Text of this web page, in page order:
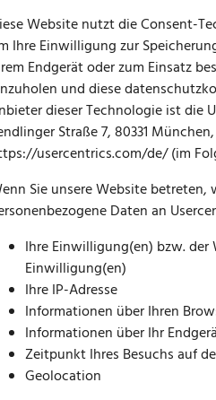
Website nutzt die Consent-
Ihre Einwilligung zur
Endgerät oder zum Einsatz
und diese
dieser Technologie ist die
Straße 7, 80331
usercentrics.com/de/(im
Sie unsere Website betreten,
Daten an
Ihre Einwilligung(en) bzw. der
Einwilligung(en)
Ihre IP-Adresse
Informationen über Ihren
Informationen über Ihr
Zeitpunkt Ihres Besuchs auf
Geolocation